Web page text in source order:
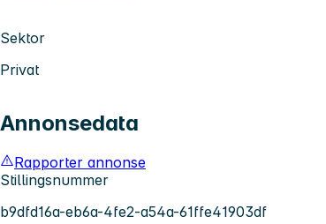
Sektor
Privat
Annonsedata
Rapporter annonse
Stillingsnummer
b9dfd16a-eb6a-4fe2-a54a-61ffe41903df